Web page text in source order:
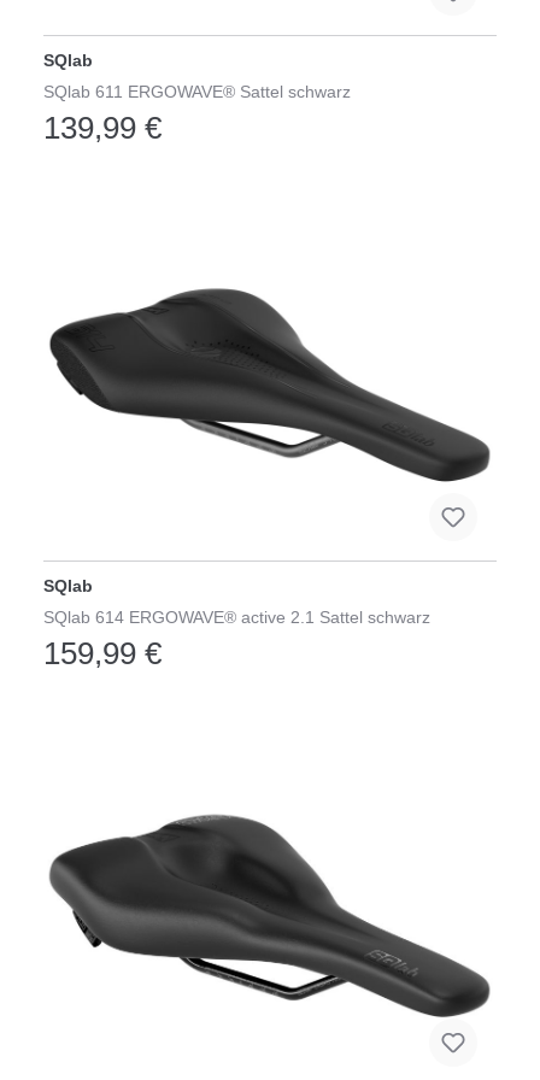
SQlab
SQlab 611 ERGOWAVE® Sattel schwarz
139,99 €
SQlab
SQlab 614 ERGOWAVE® active 2.1 Sattel schwarz
159,99 €